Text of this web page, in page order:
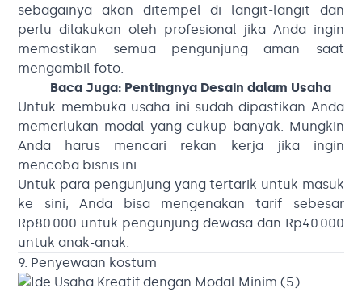
sebagainya akan ditempel di langit-langit dan
perlu dilakukan oleh profesional jika Anda ingin
memastikan semua pengunjung aman saat
mengambil foto.
Baca Juga: Pentingnya Desain dalam Usaha
Untuk membuka usaha ini sudah dipastikan Anda
memerlukan modal yang cukup banyak. Mungkin
Anda harus mencari rekan kerja jika ingin
mencoba bisnis ini.
Untuk para pengunjung yang tertarik untuk masuk
ke sini, Anda bisa mengenakan tarif sebesar
Rp80.000 untuk pengunjung dewasa dan Rp40.000
untuk anak-anak.
9. Penyewaan kostum